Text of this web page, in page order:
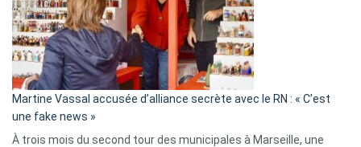
Algérie
Martine Vassal accusée d’alliance secrète avec le RN : « C’est
une fake news »
À trois mois du second tour des municipales à Marseille, une